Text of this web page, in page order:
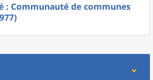
: Communauté de communes